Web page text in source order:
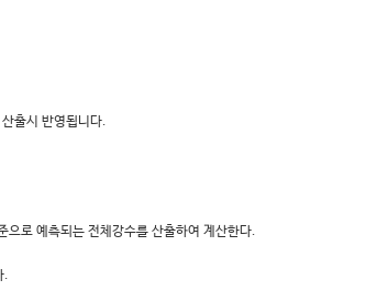
출시 반영됩니다.
으로 예측되는 전체강수를 산출하여 계산한다.
.